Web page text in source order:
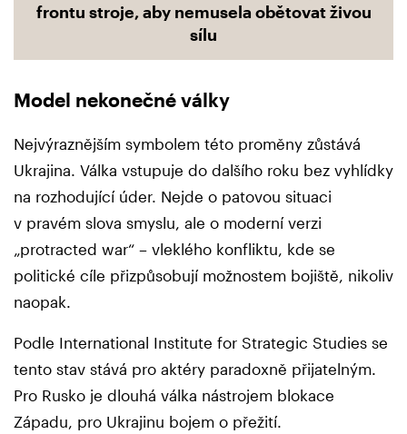
frontu stroje, aby nemusela obětovat živou
sílu
Model nekonečné války
Nejvýraznějším symbolem této proměny zůstává
Ukrajina. Válka vstupuje do dalšího roku bez vyhlídky
na rozhodující úder. Nejde o patovou situaci
v pravém slova smyslu, ale o moderní verzi
„protracted war“ – vleklého konfliktu, kde se
politické cíle přizpůsobují možnostem bojiště, nikoliv
naopak.
Podle International Institute for Strategic Studies se
tento stav stává pro aktéry paradoxně přijatelným.
Pro Rusko je dlouhá válka nástrojem blokace
Západu, pro Ukrajinu bojem o přežití.